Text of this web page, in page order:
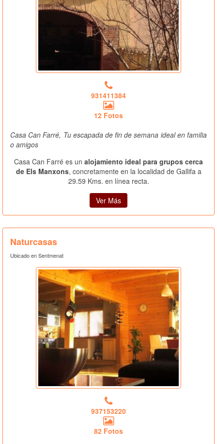
931411384
12 Fotos
Casa Can Farré, Tu escapada de fin de semana ideal en familia
o amigos
Casa Can Farré es un alojamiento ideal para grupos cerca
de Els Manxons, concretamente en la localidad de Gallifa a
29.59 Kms. en línea recta.
Ver Más
Naturcasas
Ubicado en Sentmenat
937153220
82 Fotos